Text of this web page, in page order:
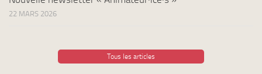
22 MARS 2026
Tous les articles